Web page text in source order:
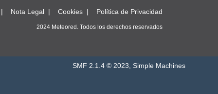
Nota Legal Cookies Política de Privacidad
2024 Meteored. Todos los derechos reservados
SMF 2.1.4 © 2023, Simple Machines